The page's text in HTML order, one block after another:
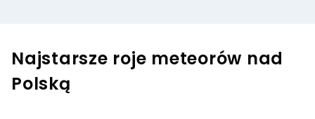
Najstarsze roje meteorów nad
Polską